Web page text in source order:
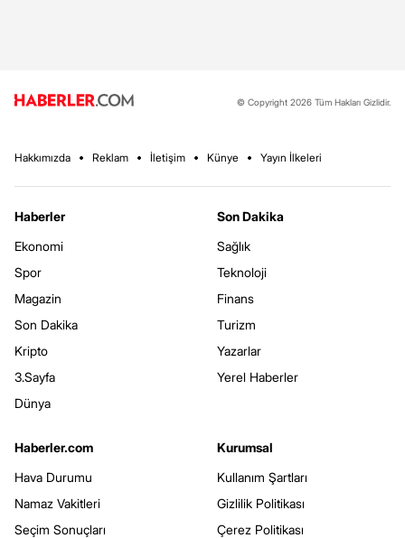
© Copyright 2026 Tüm Hakları Gizlidir.
Hakkımızda Reklam İletişim Künye Yayın İlkeleri
Haberler
Ekonomi
Spor
Magazin
Son Dakika
Kripto
3.Sayfa
Dünya
Son Dakika
Sağlık
Teknoloji
Finans
Turizm
Yazarlar
Yerel Haberler
Haberler.com
Hava Durumu
Namaz Vakitleri
Seçim Sonuçları
Kurumsal
Kullanım Şartları
Gizlilik Politikası
Çerez Politikası